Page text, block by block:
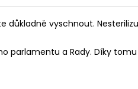
důkladně vyschnout.
parlamentu a Rady. Díky